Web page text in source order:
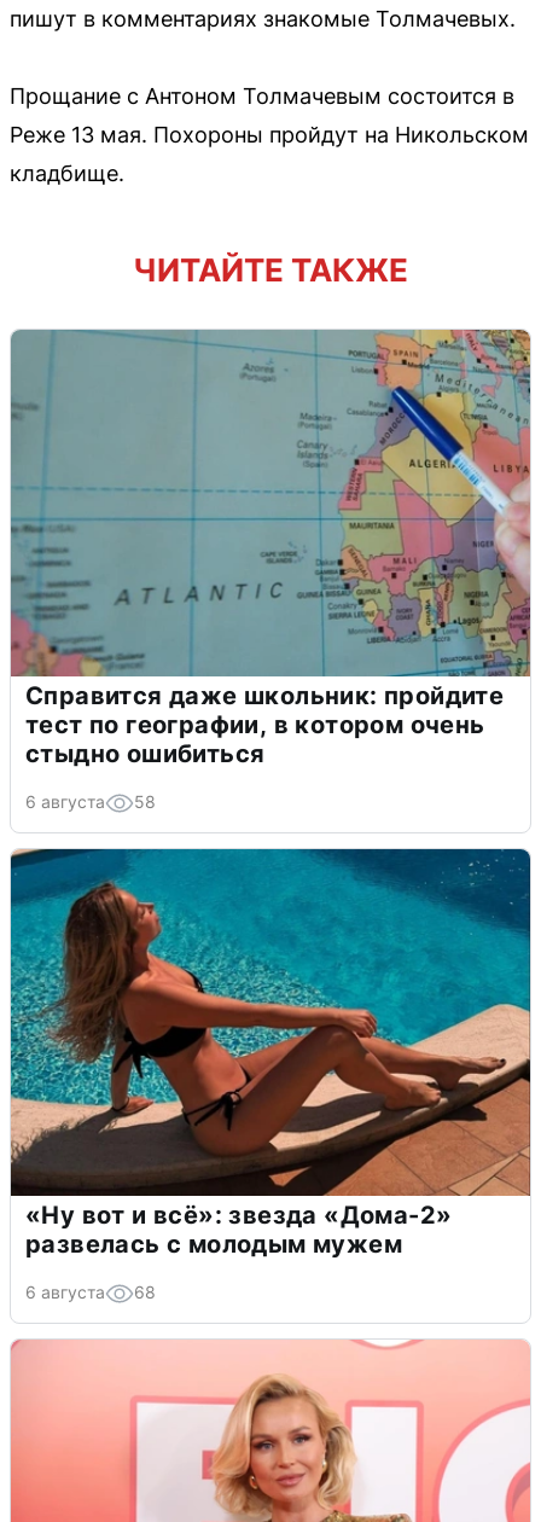
пишут в комментариях знакомые Толмачевых.
Прощание с Антоном Толмачевым состоится в
Реже 13 мая. Похороны пройдут на Никольском
кладбище.
ЧИТАЙТЕ ТАКЖЕ
Справится даже школьник: пройдите
тест по географии, в котором очень
стыдно ошибиться
6 августа 58
«Ну вот и всё»: звезда «Дома-2»
развелась с молодым мужем
6 августа 68